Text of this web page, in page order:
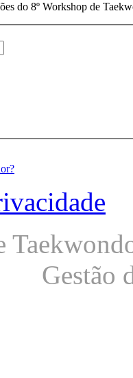
do 8º Workshop de
Gestão